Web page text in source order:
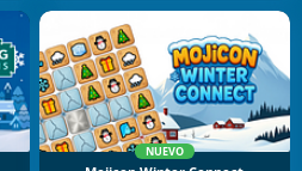
NUEVO